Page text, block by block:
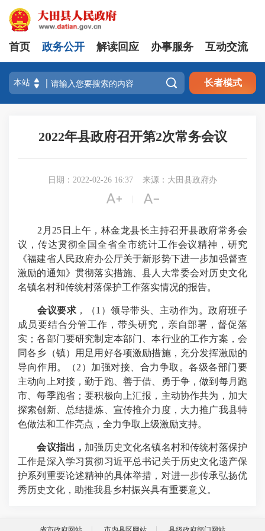
首页 政务公开 解读回应 办事服务 互动交流
 长者模式
2022年县政府召开第2次常务会议
日期：2022-02-26 16:37 来源：大田县政府办
 
2月25日上午，林金龙县长主持召开县政府常务会
议，传达贯彻全国全省全市统计工作会议精神，研究
《福建省人民政府办公厅关于新形势下进一步加强督查
激励的通知》贯彻落实措施、县人大常委会对历史文化
名镇名村和传统村落保护工作落实情况的报告。
会议要求 ，（1）领导带头、主动作为。政府班子
成员要结合分管工作，带头研究，亲自部署，督促落
实；各部门要研究制定本部门、本行业的工作方案，会
同各乡（镇）用足用好各项激励措施，充分发挥激励的
导向作用。（2）加强对接、合力争取。各级各部门要
主动向上对接，勤于跑、善于借、勇于争，做到每月跑
市、每季跑省；要积极向上汇报，主动协作共为，加大
探索创新、总结提炼、宣传推介力度，大力推广我县特
色做法和工作亮点，全力争取上级激励支持。
会议指出， 加强历史文化名镇名村和传统村落保护
工作是深入学习贯彻习近平总书记关于历史文化遗产保
护系列重要论述精神的具体举措，对进一步传承弘扬优
秀历史文化，助推我县乡村振兴具有重要意义。